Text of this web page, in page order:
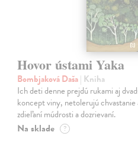
Hovor ústami Yaka
Bombjaková Daša| Kniha
Ich deti denne prejdú rukami aj
koncept viny, netolerujú chvastanie
zdieľaní múdrosti a dozrievaní.
Na sklade ?